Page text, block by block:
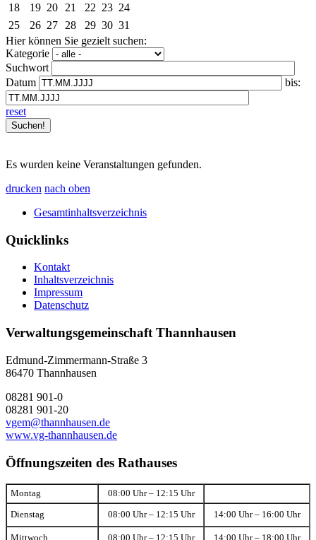
18
19 20 21 22 23 24
25
26 27 28 29 30 31
Hier können Sie gezielt suchen:
Kategorie
Suchwort
Datum
bis:
reset
Es wurden keine Veranstaltungen gefunden.
drucken nach oben
Gesamtinhaltsverzeichnis
Quicklinks
Kontakt
Inhaltsverzeichnis
Impressum
Datenschutz
Verwaltungsgemeinschaft Thannhausen
Edmund-Zimmermann-Straße 3
86470 Thannhausen
08281 901-0
08281 901-20
vgem@thannhausen.de
www.vg-thannhausen.de
Öffnungszeiten des Rathauses
Montag 08:00 Uhr – 12:15 Uhr
Dienstag 08:00 Uhr – 12:15 Uhr 14:00 Uhr – 16:00 Uhr